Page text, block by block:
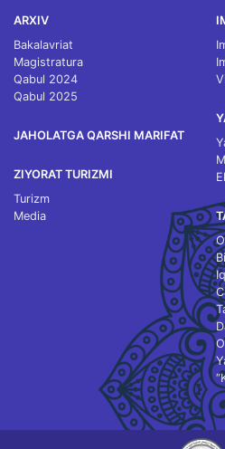
ARXIV
Bakalavriat
Magistratura
Qabul 2024
Qabul 2025
JAHOLATGA QARSHI MARIFAT
ZIYORAT TURIZMI
Turizm
Media